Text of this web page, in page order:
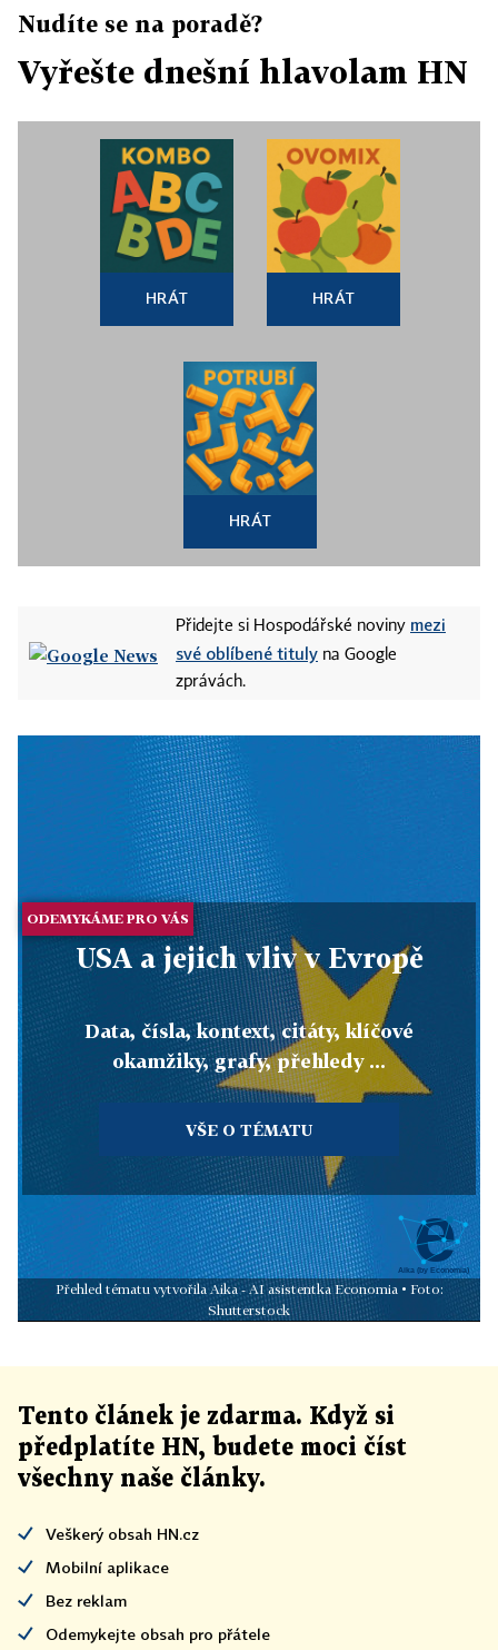
Nudíte se na poradě?
Vyřešte dnešní hlavolam HN
HRÁT HRÁT
HRÁT
Přidejte si Hospodářské noviny mezi
své oblíbené tituly na Google
zprávách.
ODEMYKÁME PRO VÁS
USA a jejich vliv v Evropě
Data, čísla, kontext, citáty, klíčové
okamžiky, grafy, přehledy ...
VŠE O TÉMATU
Přehled tématu vytvořila Aika - AI asistentka Economia • Foto:
Shutterstock
Tento článek je zdarma. Když si
předplatíte HN, budete moci číst
všechny naše články.
Veškerý obsah HN.cz
Mobilní aplikace
Bez reklam
Odemykejte obsah pro přátele